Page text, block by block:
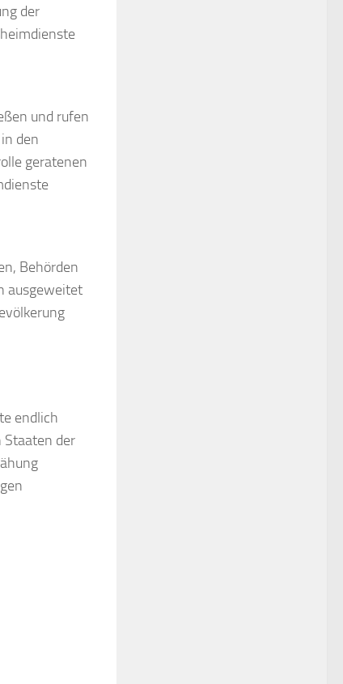
der
und rufen
den
geratenen
Behörden
ausgeweitet
endlich
der